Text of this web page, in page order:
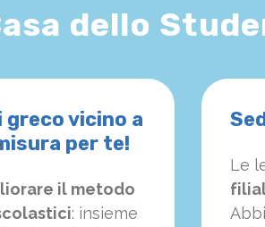
dello
greco vicino a
per te!
il metodo
: insieme
Le